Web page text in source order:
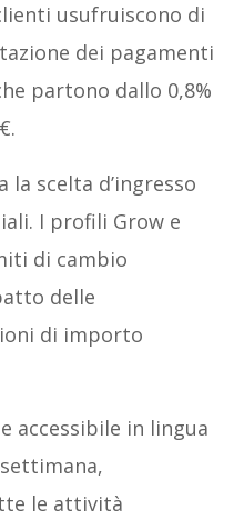
usufruiscono di
dei pagamenti
partono dallo 0,8%
la scelta d’ingresso
I profili Grow e
di cambio
delle
di importo
accessibile in lingua
le attività